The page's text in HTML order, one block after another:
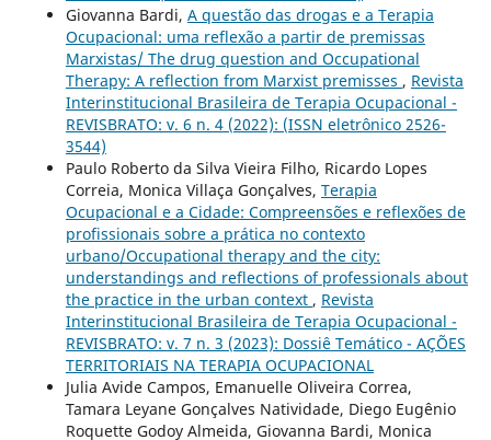
Giovanna Bardi, A questão das drogas e a Terapia
Ocupacional: uma reflexão a partir de premissas
Marxistas/ The drug question and Occupational
Therapy: A reflection from Marxist premisses , Revista
Interinstitucional Brasileira de Terapia Ocupacional -
REVISBRATO: v. 6 n. 4 (2022): (ISSN eletrônico 2526-
3544)
Paulo Roberto da Silva Vieira Filho, Ricardo Lopes
Correia, Monica Villaça Gonçalves, Terapia
Ocupacional e a Cidade: Compreensões e reflexões de
profissionais sobre a prática no contexto
urbano/Occupational therapy and the city:
understandings and reflections of professionals about
the practice in the urban context , Revista
Interinstitucional Brasileira de Terapia Ocupacional -
REVISBRATO: v. 7 n. 3 (2023): Dossiê Temático - AÇÕES
TERRITORIAIS NA TERAPIA OCUPACIONAL
Julia Avide Campos, Emanuelle Oliveira Correa,
Tamara Leyane Gonçalves Natividade, Diego Eugênio
Roquette Godoy Almeida, Giovanna Bardi, Monica